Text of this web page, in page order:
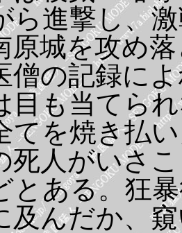
ら進撃し、
原城を攻め
僧の記録に
目も当てら
てを焼き払
死人がいさ
とある。狂
及んだか、